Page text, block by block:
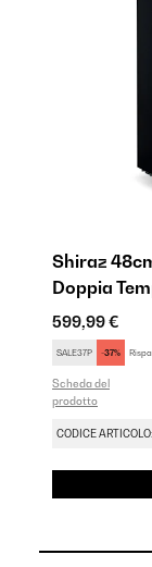
Shiraz
Doppia
599,99 €
SALE37P -37%
Scheda del
prodotto
CODICE